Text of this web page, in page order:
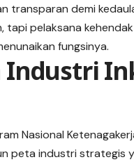
transparan demi
pelaksana
fungsinya.
Industri
Nasional
peta industri strategis